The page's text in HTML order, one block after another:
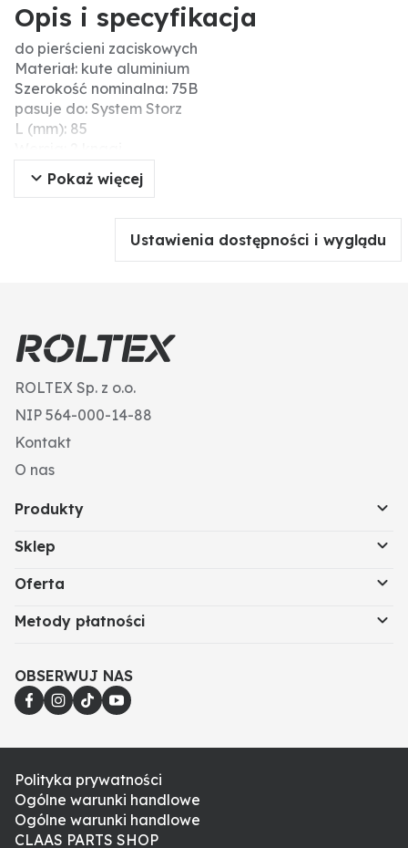
Opis i specyfikacja
do pierścieni zaciskowych
Materiał: kute aluminium
Szerokość nominalna: 75B
pasuje do: System Storz
L (mm): 85
D (mm): 75
A (rozstaw knag mm): 89
Pokaż więcej
Ustawienia dostępności i wyglądu
ROLTEX Sp. z o.o.
NIP 564-000-14-88
Kontakt
O nas
Produkty
Sklep
Oferta
Metody płatności
OBSERWUJ NAS
Polityka prywatności
Ogólne warunki handlowe
Ogólne warunki handlowe
CLAAS PARTS SHOP